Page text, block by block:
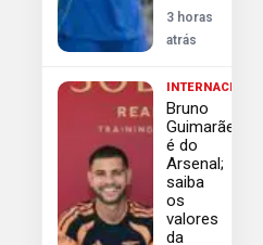
3 horas
atrás
INTERNACIONAL
Bruno
Guimarães
é do
Arsenal;
saiba
os
valores
da